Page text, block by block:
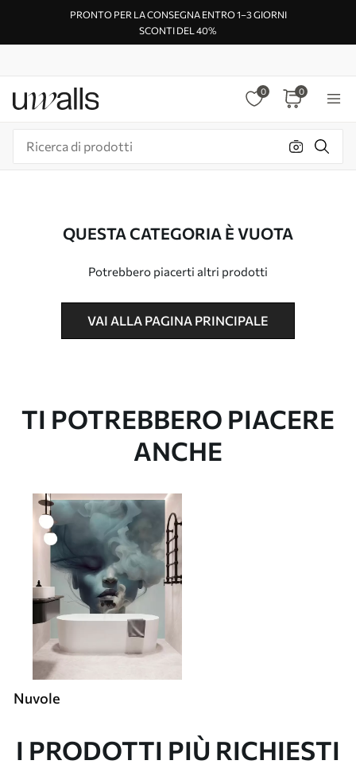
PRONTO PER LA CONSEGNA ENTRO 1–3 GIORNI
SCONTI DEL 40%
0 0
QUESTA CATEGORIA È VUOTA
Potrebbero piacerti altri prodotti
VAI ALLA PAGINA PRINCIPALE
TI POTREBBERO PIACERE
ANCHE
Nuvole
I PRODOTTI PIÙ RICHIESTI